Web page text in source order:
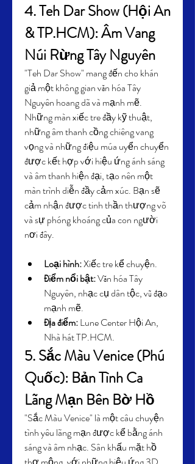
4. Teh Dar Show (Hội An
& TP.HCM): Âm Vang
Núi Rừng Tây Nguyên
"Teh Dar Show" mang đến cho khán
giả một không gian văn hóa Tây
Nguyên hoang dã và mạnh mẽ.
Những màn xiếc tre đầy kỹ thuật,
những âm thanh cồng chiêng vang
vọng và những điệu múa uyển chuyển
được kết hợp với hiệu ứng ánh sáng
và âm thanh hiện đại, tạo nên một
màn trình diễn đầy cảm xúc. Bạn sẽ
cảm nhận được tinh thần thượng võ
và sự phóng khoáng của con người
nơi đây.
Loại hình: Xiếc tre kể chuyện.
Điểm nổi bật: Văn hóa Tây
Nguyên, nhạc cụ dân tộc, vũ đạo
mạnh mẽ.
Địa điểm: Lune Center Hội An,
Nhà hát TP.HCM.
5. Sắc Màu Venice (Phú
Quốc): Bản Tình Ca
Lãng Mạn Bên Bờ Hồ
"Sắc Màu Venice" là một câu chuyện
tình yêu lãng mạn được kể bằng ánh
sáng và âm nhạc. Sân khấu mặt hồ